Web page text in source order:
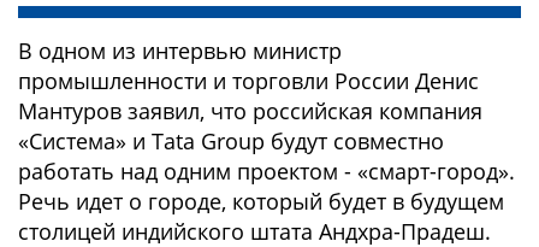
В одном из интервью министр
промышленности и торговли России Денис
Мантуров заявил, что российская компания
«Система» и Tata Group будут совместно
работать над одним проектом - «смарт-город».
Речь идет о городе, который будет в будущем
столицей индийского штата Андхра-Прадеш.